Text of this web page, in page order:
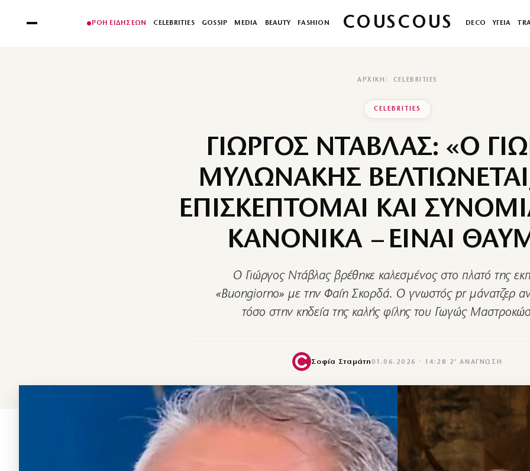
ΡΟΗ ΕΙΔΗΣΕΩΝ CELEBRITIES GOSSIP MEDIA BEAUTY FASHION COUSCOUS DECO ΥΓΕΙΑ
ΑΡΧΙΚΉ CELEBRITIES
CELEBRITIES
ΓΙΩΡΓΟΣ ΝΤΑΒΛΑΣ: «Ο
ΜΥΛΩΝΑΚΗΣ
ΕΠΙΣΚΕΠΤΟΜΑΙ ΚΑΙ
ΚΑΝΟΝΙΚΑ – ΕΙΝΑΙ
Ο Γιώργος Ντάβλας βρέθηκε καλεσμένος στο πλατό της
«Buongiorno» με την Φαίη Σκορδά. Ο γνωστός pr μάνατζερ
τόσο στην κηδεία της καλής φίλης του Γωγώς
Σοφία Σταμάτη01.06.2026 · 14:28 · 2′ ΑΝΆΓΝΩΣΗ